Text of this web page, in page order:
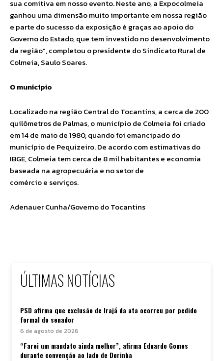
sua comitiva em nosso evento. Neste ano, a Expocolmeia
ganhou uma dimensão muito importante em nossa região
e parte do sucesso da exposição é graças ao apoio do
Governo do Estado, que tem investido no desenvolvimento
da região”, completou o presidente do Sindicato Rural de
Colmeia, Saulo Soares.
O município
Localizado na região Central do Tocantins, a cerca de 200
quilômetros de Palmas, o município de Colmeia foi criado
em 14 de maio de 1980, quando foi emancipado do
município de Pequizeiro. De acordo com estimativas do
IBGE, Colmeia tem cerca de 8 mil habitantes e economia
baseada na agropecuária e no setor de
comércio e serviços.
Adenauer Cunha/Governo do Tocantins
ÚLTIMAS NOTÍCIAS
PSD afirma que exclusão de Irajá da ata ocorreu por pedido
formal do senador
6 de agosto de 2026
“Farei um mandato ainda melhor”, afirma Eduardo Gomes
durante convenção ao lado de Dorinha